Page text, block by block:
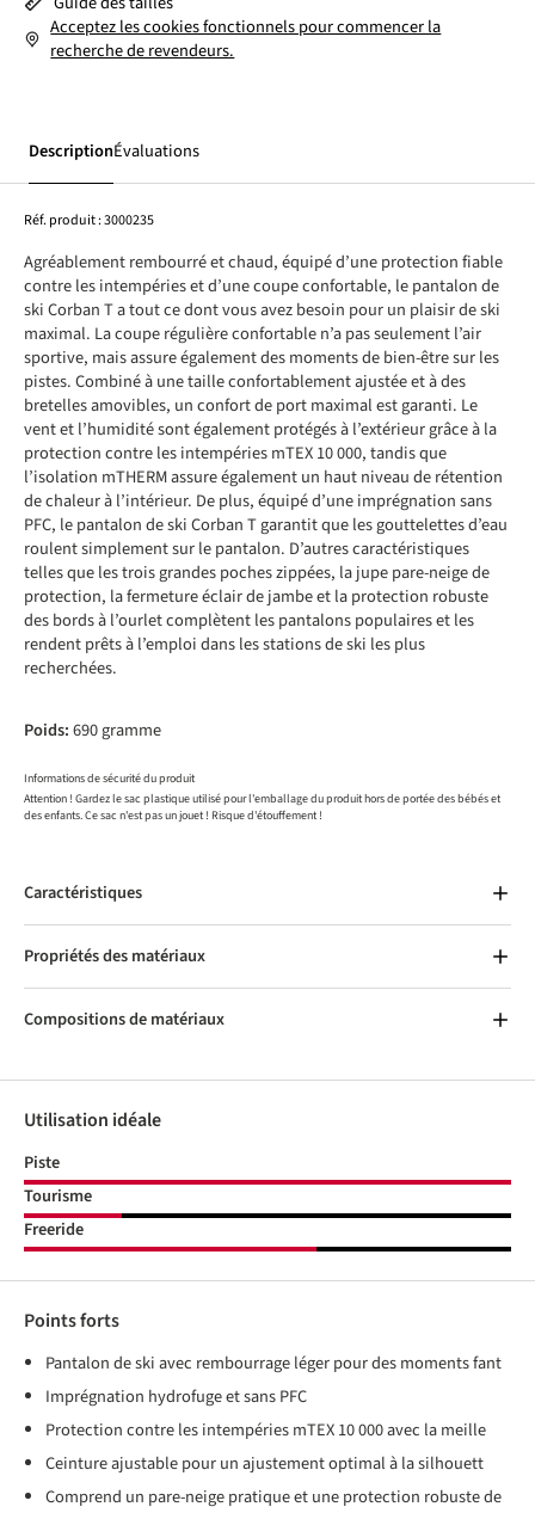
Acceptez les cookies fonctionnels pour commencer la
recherche de revendeurs.
DescriptionÉvaluations
Réf. produit :3000235
Agréablement rembourré et chaud, équipé d’une protection fiable
contre les intempéries et d’une coupe confortable, le pantalon de
ski Corban T a tout ce dont vous avez besoin pour un plaisir de ski
maximal. La coupe régulière confortable n’a pas seulement l’air
sportive, mais assure également des moments de bien-être sur les
pistes. Combiné à une taille confortablement ajustée et à des
bretelles amovibles, un confort de port maximal est garanti. Le
vent et l’humidité sont également protégés à l’extérieur grâce à la
protection contre les intempéries mTEX 10 000, tandis que
l’isolation mTHERM assure également un haut niveau de rétention
de chaleur à l’intérieur. De plus, équipé d’une imprégnation sans
PFC, le pantalon de ski Corban T garantit que les gouttelettes d’eau
roulent simplement sur le pantalon. D’autres caractéristiques
telles que les trois grandes poches zippées, la jupe pare-neige de
protection, la fermeture éclair de jambe et la protection robuste
des bords à l’ourlet complètent les pantalons populaires et les
rendent prêts à l’emploi dans les stations de ski les plus
recherchées.
Poids:690 gramme
Informations de sécurité du produit
Attention ! Gardez le sac plastique utilisé pour l'emballage du produit hors de portée des bébés et
des enfants. Ce sac n'est pas un jouet ! Risque d'étouffement !
Caractéristiques
Propriétés des matériaux
Compositions de matériaux
Utilisation idéale
Piste
Tourisme
Freeride
Points forts
Pantalon de ski avec rembourrage léger pour des moments fant
Imprégnation hydrofuge et sans PFC
Protection contre les intempéries mTEX 10 000 avec la meille
Ceinture ajustable pour un ajustement optimal à la silhouett
Comprend un pare-neige pratique et une protection robuste de